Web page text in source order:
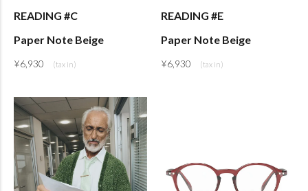
READING #C
Paper Note Beige
¥6,930
READING #E
Paper Note Beige
¥6,930